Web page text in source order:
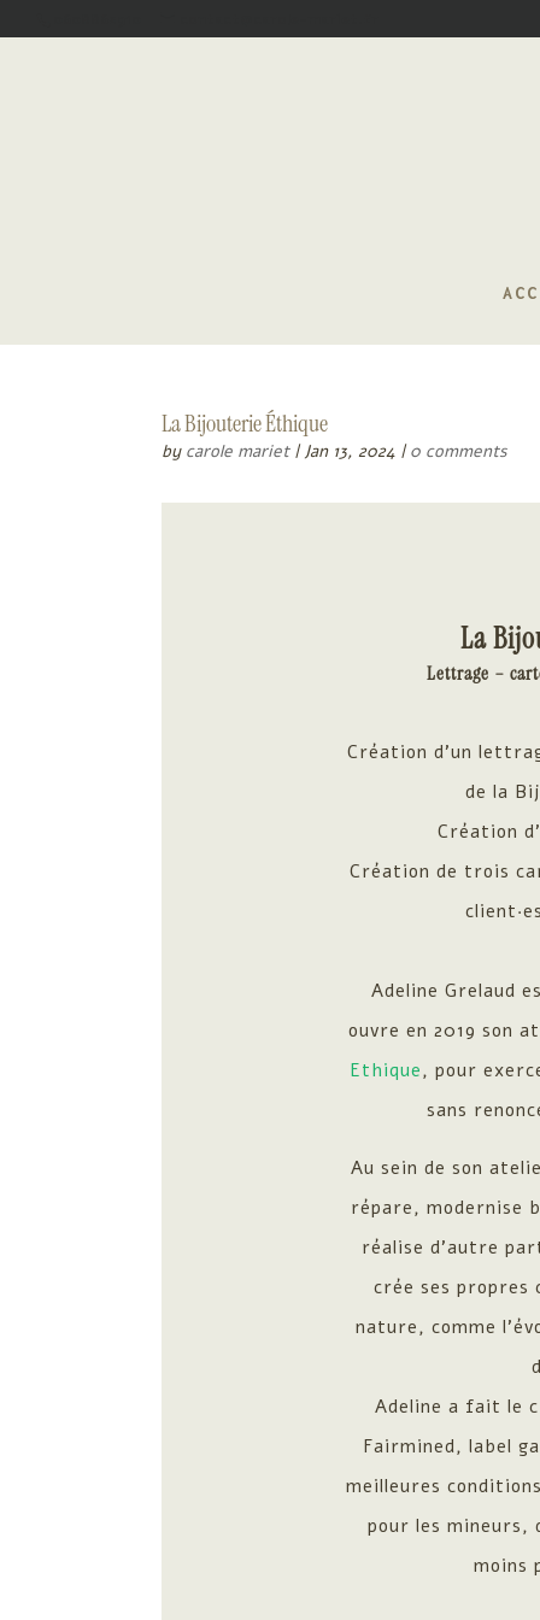
La Bijouterie Éthique
by carole mariet|Jan 13, 2024 |0 comments
La
Lettrage –
Création d’un
de la
Création
Création de trois
Adeline Grelaud
ouvre en 2019 son
Ethique, pour
sans
Au sein de son
répare, modernise
réalise d’autre
crée ses propres
nature, comme
Adeline a fait le
Fairmined, label
meilleures
pour les mineurs,
moins